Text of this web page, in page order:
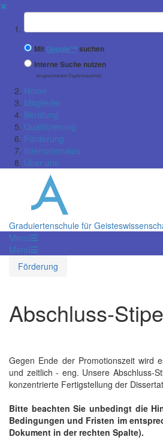
✖
Suchbegriff
Mit Google™ suchen
Interne Suche nutzen
(eingeschränkte Ergebnisqualität)
Home
Mitglieder
Beratung
Qualifizierung
Förderung
Internationales
Über uns
Graduiertenschule für
Menü
Menü
Förderung
Abschluss-
Gegen Ende der Promotionszeit wird
und zeitlich - eng. Unsere Abschluss-
konzentrierte Fertigstellung der
Bitte beachten Sie unbedingt die
Bedingungen und Fristen im
Dokument in der rechten Spalte).